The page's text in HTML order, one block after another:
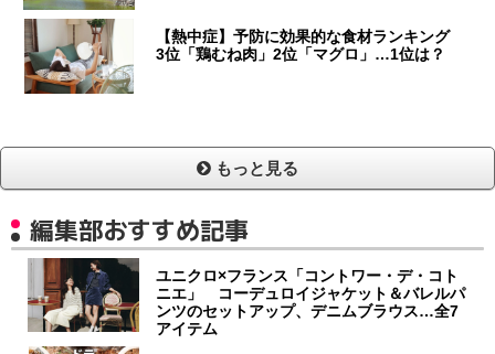
【熱中症】予防に効果的な食材ランキング
3位「鶏むね肉」2位「マグロ」…1位は？
もっと見る
編集部おすすめ記事
ユニクロ×フランス「コントワー・デ・コト
ニエ」 コーデュロイジャケット＆バレルパ
ンツのセットアップ、デニムブラウス…全7
アイテム